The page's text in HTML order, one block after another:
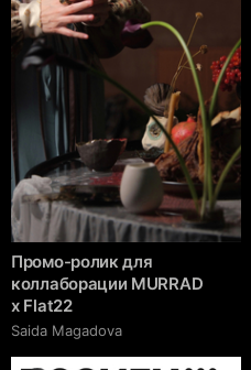
Промо-ролик для
коллаборации MURRAD
x Flat22
Saida Magadova